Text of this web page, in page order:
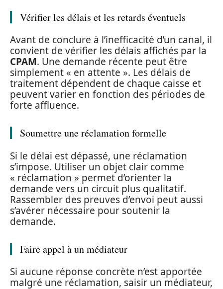
Vérifier les délais et les retards éventuels
Avant de conclure à l’inefficacité d’un canal, il
convient de vérifier les délais affichés par la
CPAM. Une demande récente peut être
simplement « en attente ». Les délais de
traitement dépendent de chaque caisse et
peuvent varier en fonction des périodes de
forte affluence.
Soumettre une réclamation formelle
Si le délai est dépassé, une réclamation
s’impose. Utiliser un objet clair comme
« réclamation » permet d’orienter la
demande vers un circuit plus qualitatif.
Rassembler des preuves d’envoi peut aussi
s’avérer nécessaire pour soutenir la
demande.
Faire appel à un médiateur
Si aucune réponse concrète n’est apportée
malgré une réclamation, saisir un médiateur,